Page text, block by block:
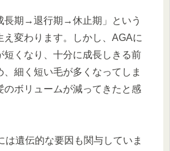
長期→退行期→休止期」という
え変わります。しかし、AGAに
短くなり、十分に成長しきる前
、細く短い毛が多くなってしま
のボリュームが減ってきたと感
は遺伝的な要因も関与していま